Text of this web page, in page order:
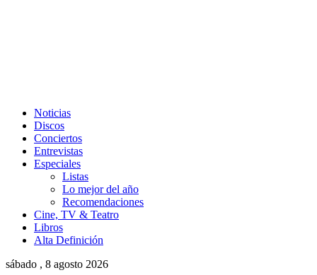
Noticias
Discos
Conciertos
Entrevistas
Especiales
Listas
Lo mejor del año
Recomendaciones
Cine, TV & Teatro
Libros
Alta Definición
sábado , 8 agosto 2026